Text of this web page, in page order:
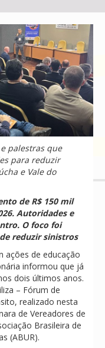
palestras que
para reduzir
e Vale do
de R$ 150 mil
Autoridades e
O foco foi
reduzir sinistros
ações de educação
informou que já
dois últimos anos.
– Fórum de
realizado nesta
de Vereadores de
Brasileira de
(ABUR).